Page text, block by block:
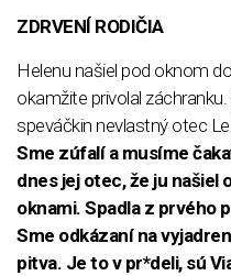
ZDRVENÍ RODIČIA
Helenu našiel pod oknom
okamžite privolal
speváčkin nevlastný otec
Sme zúfalí a musíme
dnes jej otec, že ju našiel
oknami. Spadla z prvého
Sme odkázaní na
pitva. Je to v pr*deli, sú